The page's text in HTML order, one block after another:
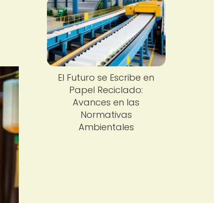
El Futuro se Escribe en
Papel Reciclado:
Avances en las
Normativas
Ambientales